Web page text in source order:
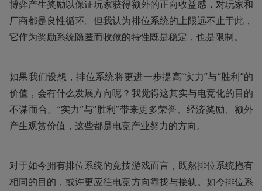
博弈产生奖励以保证玩家获得额外的正向收益感，对玩家和
厂商都是良性循环。但我认为排位系统的上限远不止于此，
它作为奖励系统隐匿而收敛的特性既是稳定，也是限制。
如果我们设想，排位系统将更进一步提高“实力”与“胜利”的
价值，会有什么发展方向呢？我觉得这其实与电竞化的目的
不谋而合。“实力”与“胜利”带来更多荣誉、经济奖励、额外
产生观赏价值，这些都是电竞产业努力的方向。
对于如今拥有排位系统的竞技游戏而言，既然排位系统抱有
相同的目的，或许更应往电竞方向靠拢与接轨。如今排位系